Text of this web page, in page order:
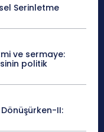
Serinletme
ve sermaye:
politik
II: